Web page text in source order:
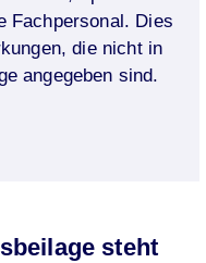
Fachpersonal. Dies
die nicht in
angegeben sind.
steht